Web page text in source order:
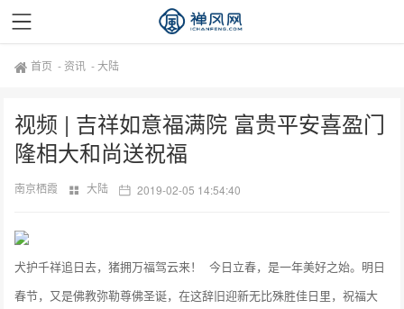
首页 - 资讯 -大陆
视频 | 吉祥如意福满院 富贵平安喜盈门
隆相大和尚送祝福
南京栖霞 大陆 2019-02-05 14:54:40
犬护千祥追日去，猪拥万福驾云来！ 今日立春，是一年美好之始。明日
春节，又是佛教弥勒尊佛圣诞，在这辞旧迎新无比殊胜佳日里，祝福大